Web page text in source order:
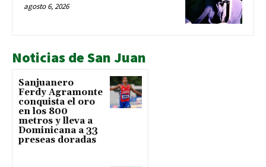
agosto 6, 2026
Noticias de San Juan
Sanjuanero
Ferdy Agramonte
conquista el oro
en los 800
metros y lleva a
Dominicana a 33
preseas doradas